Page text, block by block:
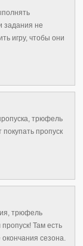
задания не
игру, чтобы они
трюфель
пропуск
трюфель
пропуск! Там есть
сезона.